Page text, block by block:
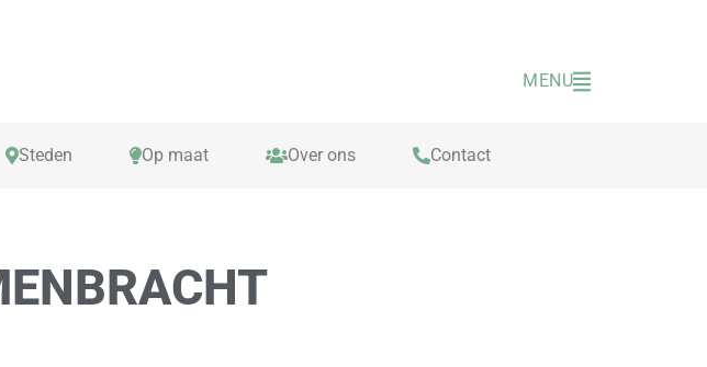
MENU
Steden Op maat Over ons Contact